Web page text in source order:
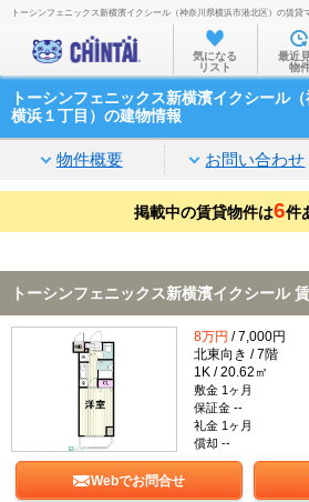
お部屋を探す
沿線・駅
家賃相場か
通勤通学
物件特集
不動産会
トーシンフェニックス新横濱イクシール（神奈川県横浜市港北区）の賃貸
気になる
リスト
最近
物
トーシンフェニックス新横濱イクシール
横浜１丁目）の建物情報
物件概要 お問い合わせ
掲載中の賃貸物件は6件
トーシンフェニックス新横濱イクシール
8万円 / 7,000円
北東向き / 7階
1K / 20.62㎡
敷金 1ヶ月
保証金 --
礼金 1ヶ月
償却 --
Webでお問合せ